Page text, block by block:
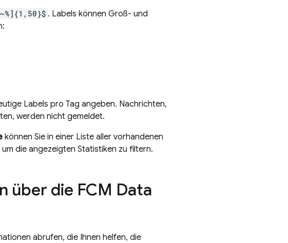
. Labels können Groß- und
Labels pro Tag angeben. Nachrichten,
werden nicht gemeldet.
können Sie in einer Liste aller vorhandenen
die angezeigten Statistiken zu filtern.
über die FCM Data
abrufen, die Ihnen helfen, die